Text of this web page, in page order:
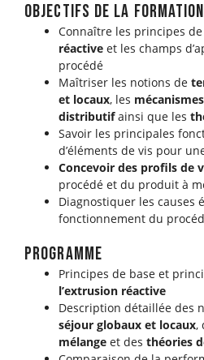
objectifs de la formation
Connaître les principes de
réactive et les champs
procédé
Maîtriser les notions de
et locaux, les
distributifainsi que les
Savoir les principales
d’éléments de vis pour
Concevoir des profils de
procédé et du produit à
Diagnostiquer les causes
fonctionnement du
programme
Principes de base et
l’extrusion réactive
Description détaillée des
séjour globaux et locaux,
mélange et des théories